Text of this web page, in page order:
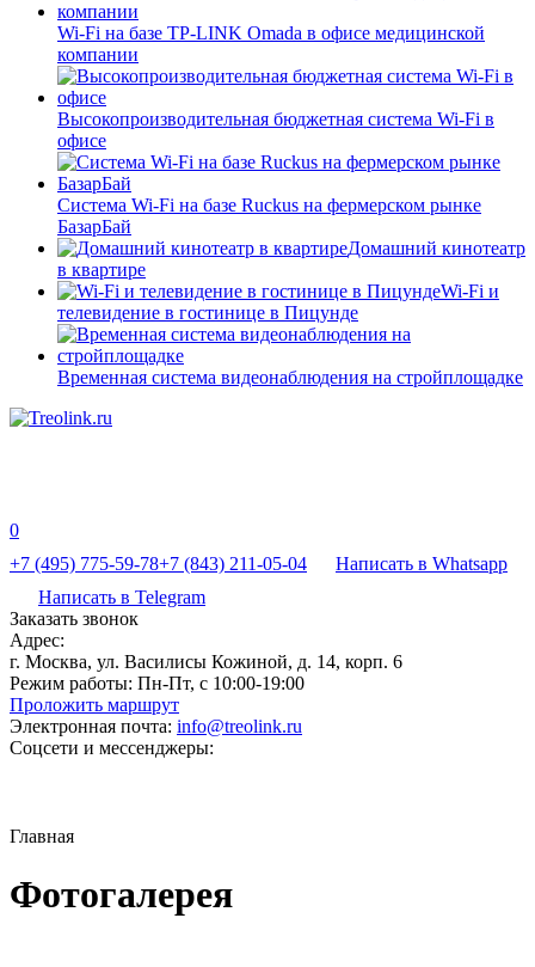
Wi-Fi на базе TP-LINK Omada в офисе медицинской
компании
Высокопроизводительная бюджетная система Wi-Fi в
офисе
Система Wi-Fi на базе Ruckus на фермерском рынке
БазарБай
Домашний кинотеатр
в квартире
Wi-Fi и
телевидение в гостинице в Пицунде
Временная система видеонаблюдения на стройплощадке
0
+7 (495) 775-59-78+7 (843) 211-05-04
Написать в Whatsapp
Написать в Telegram
Заказать звонок
Адрес:
г. Москва, ул. Василисы Кожиной, д. 14, корп. 6
Режим работы: Пн-Пт, с 10:00-19:00
Проложить маршрут
Электронная почта: info@treolink.ru
Соцсети и мессенджеры:
Главная
Фотогалерея